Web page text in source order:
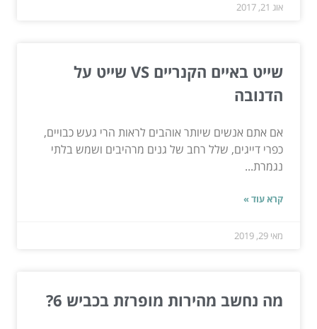
אוג 21, 2017
שייט באיים הקנריים VS שייט על
הדנובה
אם אתם אנשים שיותר אוהבים לראות הרי געש כבויים,
כפרי דייגים, שלל רחב של גנים מרהיבים ושמש בלתי
נגמרת...
קרא עוד »
מאי 29, 2019
מה נחשב מהירות מופרזת בכביש 6?